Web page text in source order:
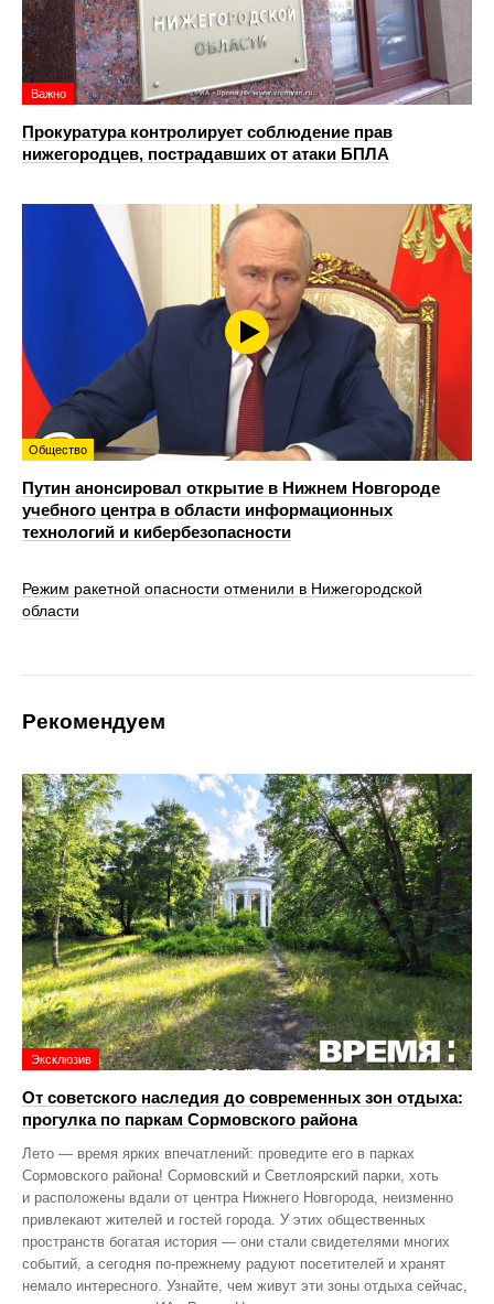
Важно
Прокуратура контролирует соблюдение прав
нижегородцев, пострадавших от атаки БПЛА
Общество
Путин анонсировал открытие в Нижнем Новгороде
учебного центра в области информационных
технологий и кибербезопасности
Режим ракетной опасности отменили в Нижегородской
области
Рекомендуем
Эксклюзив
От советского наследия до современных зон отдыха:
прогулка по паркам Сормовского района
Лето — время ярких впечатлений: проведите его в парках
Сормовского района! Сормовский и Светлоярский парки, хоть
и расположены вдали от центра Нижнего Новгорода, неизменно
привлекают жителей и гостей города. У этих общественных
пространств богатая история — они стали свидетелями многих
событий, а сегодня по‑прежнему радуют посетителей и хранят
немало интересного. Узнайте, чем живут эти зоны отдыха сейчас,